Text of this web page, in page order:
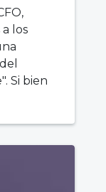
los
Si bien